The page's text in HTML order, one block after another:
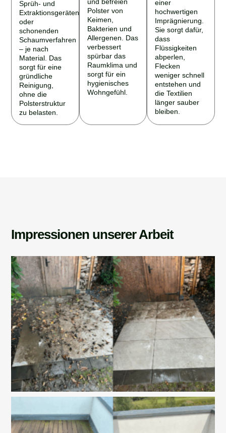
Sprüh- und
Extraktionsgeräten
oder
schonenden
Schaumverfahren
– je nach
Material. Das
sorgt für eine
gründliche
Reinigung,
ohne die
Polsterstruktur
zu belasten.
und befreien
Polster von
Keimen,
Bakterien und
Allergenen. Das
verbessert
spürbar das
Raumklima und
sorgt für ein
hygienisches
Wohngefühl.
einer
hochwertigen
Imprägnierung.
Sie sorgt dafür,
dass
Flüssigkeiten
abperlen,
Flecken
weniger schnell
entstehen und
die Textilien
länger sauber
bleiben.
Impressionen unserer Arbeit